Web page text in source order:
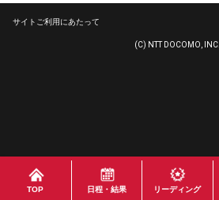
TOP 日程・結果 リーディング
サイトご利用にあたって
(C) NTT DOCOMO, INC.